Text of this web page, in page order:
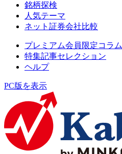
銘柄探検
人気テーマ
ネット証券会社比較
プレミアム会員限定コラム
特集記事セレクション
ヘルプ
PC版を表示